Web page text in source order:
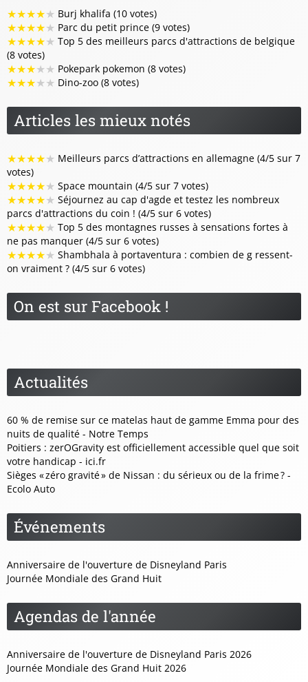
★★★★★ Burj khalifa (10 votes)
★★★★★ Parc du petit prince (9 votes)
★★★★★ Top 5 des meilleurs parcs d'attractions de belgique
(8 votes)
★★★★★ Pokepark pokemon (8 votes)
★★★★★ Dino-zoo (8 votes)
Articles les mieux notés
★★★★★ Meilleurs parcs d’attractions en allemagne (4/5 sur 7
votes)
★★★★★ Space mountain (4/5 sur 7 votes)
★★★★★ Séjournez au cap d'agde et testez les nombreux
parcs d'attractions du coin ! (4/5 sur 6 votes)
★★★★★ Top 5 des montagnes russes à sensations fortes à
ne pas manquer (4/5 sur 6 votes)
★★★★★ Shambhala à portaventura : combien de g ressent-
on vraiment ? (4/5 sur 6 votes)
On est sur Facebook !
Actualités
60 % de remise sur ce matelas haut de gamme Emma pour des
nuits de qualité - Notre Temps
Poitiers : zerOGravity est officiellement accessible quel que soit
votre handicap - ici.fr
Sièges « zéro gravité » de Nissan : du sérieux ou de la frime ? -
Ecolo Auto
Événements
Anniversaire de l'ouverture de Disneyland Paris
Journée Mondiale des Grand Huit
Agendas de l'année
Anniversaire de l'ouverture de Disneyland Paris 2026
Journée Mondiale des Grand Huit 2026